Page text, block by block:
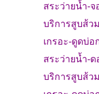
สระว่ายน้ำ-จ
บริการสูบส้วม
เกรอะ-ดูดบ่อ
สระว่ายน้ำ-ด
บริการสูบส้วม